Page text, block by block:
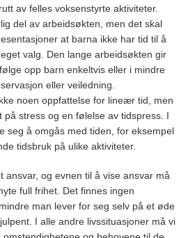
av felles voksenstyrte aktiviteter.
del av arbeidsøkten, men det skal
at barna ikke har tid til å
valg. Den lange arbeidsøkten gir
opp barn enkeltvis eller i mindre
eller veiledning.
noen oppfattelse for lineær tid, men
på stress og en følelse av tidspress. I
seg å omgås med tiden, for eksempel
tidsbruk på ulike aktiviteter.
ansvar, og evnen til å vise ansvar må
full frihet. Det finnes ingen
man lever for seg selv på et øde
I alle andre livssituasjoner må vi